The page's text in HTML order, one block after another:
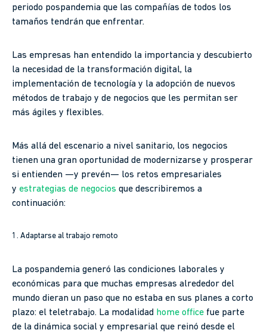
periodo pospandemia que las compañías de todos los
tamaños tendrán que enfrentar.
Las empresas han entendido la importancia y descubierto
la necesidad de la transformación digital, la
implementación de tecnología y la adopción de nuevos
métodos de trabajo y de negocios que les permitan ser
más ágiles y flexibles.
Más allá del escenario a nivel sanitario, los negocios
tienen una gran oportunidad de modernizarse y prosperar
si entienden —y prevén— los retos empresariales
y estrategias de negocios que describiremos a
continuación:
1. Adaptarse al trabajo remoto
La pospandemia generó las condiciones laborales y
económicas para que muchas empresas alrededor del
mundo dieran un paso que no estaba en sus planes a corto
plazo: el teletrabajo. La modalidad home office fue parte
de la dinámica social y empresarial que reinó desde el